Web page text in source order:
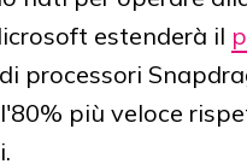
estenderà il
processori
più veloce